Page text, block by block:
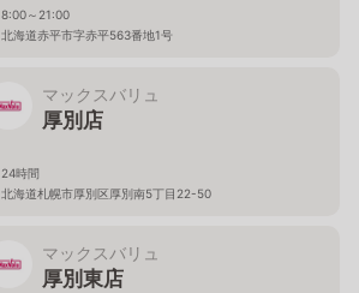
8:00～21:00
北海道赤平市字赤平563番地1号
マックスバリュ
厚別店
24時間
北海道札幌市厚別区厚別南5丁目22-50
マックスバリュ
厚別東店